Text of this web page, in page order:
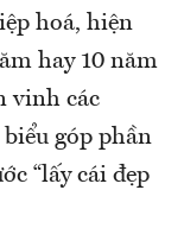
hoá, hiện
hay 10 năm
vinh các
góp phần
“lấy cái đẹp